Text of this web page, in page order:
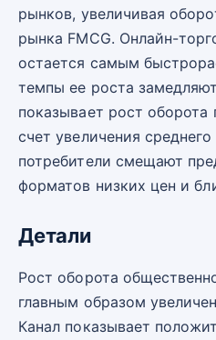
рынков, увеличивая
рынка FMCG. Онлайн-
остается самым
темпы ее роста
показывает рост
счет увеличения
потребители смещают
форматов низких цен и
Детали
Рост оборота
главным образом
Канал показывает